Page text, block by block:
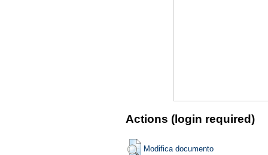
Actions (login required)
Modifica documento